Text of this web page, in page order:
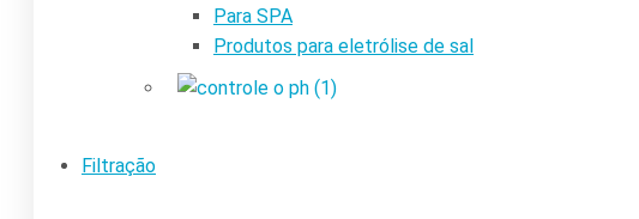
Para SPA
Produtos para eletrólise de sal
Filtração